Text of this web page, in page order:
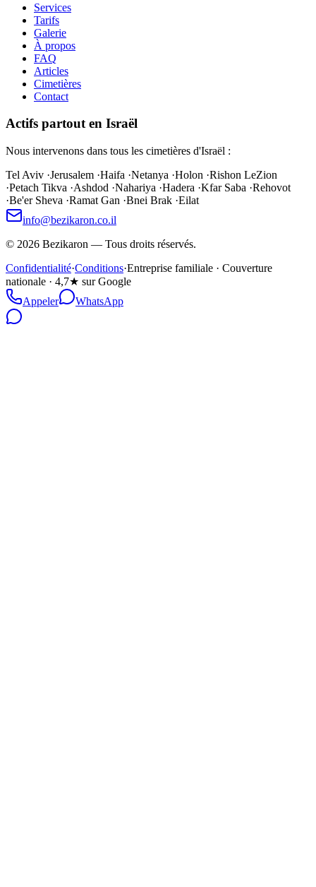
Services
Tarifs
Galerie
À propos
FAQ
Articles
Cimetières
Contact
Actifs partout en Israël
Nous intervenons dans tous les cimetières d'Israël :
Tel Aviv ·Jerusalem ·Haifa ·Netanya ·Holon ·Rishon LeZion
·Petach Tikva ·Ashdod ·Nahariya ·Hadera ·Kfar Saba ·Rehovot
·Be'er Sheva ·Ramat Gan ·Bnei Brak ·Eilat
info@bezikaron.co.il
© 2026 Bezikaron — Tous droits réservés.
Confidentialité·Conditions·Entreprise familiale · Couverture
nationale · 4,7★ sur Google
Appeler
WhatsApp